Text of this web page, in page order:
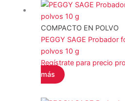
COMPACTO EN POLVO
PEGGY SAGE Probador
polvos 10 g
Regístrate para precio
más